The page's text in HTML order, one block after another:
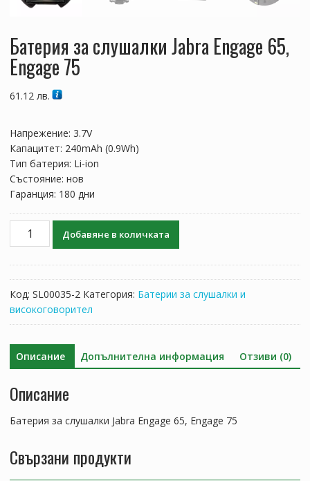
Батерия за слушалки Jabra Engage 65,
Engage 75
61.12 лв.
Напрежение: 3.7V
Капацитет: 240mAh (0.9Wh)
Тип батерия: Li-ion
Състояние: нов
Гаранция: 180 дни
количество
Jabra
Engage
75
Добавяне в количката
Код: SL00035-2 Категория: Батерии за слушалки и
високоговорител
Описание Допълнителна информация Отзиви (0)
Описание
Батерия за слушалки Jabra Engage 65, Engage 75
Свързани продукти